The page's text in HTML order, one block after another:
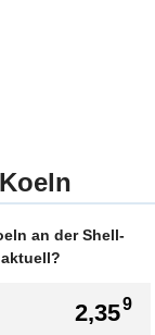
an der Shell-
2,359